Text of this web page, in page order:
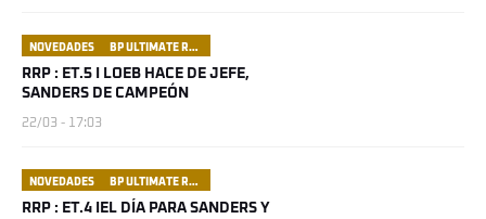
NOVEDADES BP ULTIMATE RALLY RAID PORTUGAL
RRP : ET.5 I LOEB HACE DE JEFE,
SANDERS DE CAMPEÓN
22/03 - 17:03
NOVEDADES BP ULTIMATE RALLY RAID PORTUGAL
RRP : ET.4 IEL DÍA PARA SANDERS Y